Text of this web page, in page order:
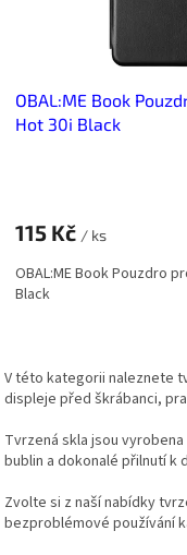
OBAL:ME Book
Hot 30i Black
115 Kč / ks
OBAL:ME Book Pouzdro
Black
V této kategorii naleznete
displeje před škrábanci,
Tvrzená skla jsou
bublin a dokonalé přilnutí k
Zvolte si z naší nabídky
bezproblémové používání